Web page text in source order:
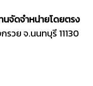
จัดจำหน่ายโดยตรง
วย จ.นนทบุรี 11130